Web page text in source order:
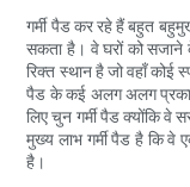
गर्मी पैड कर रहे हैं बहुत
सकता है। वे घरों को सजाने
रिक्त स्थान है जो वहाँ कोई
पैड के कई अलग अलग
लिए चुन गर्मी पैड क्योंकि
मुख्य लाभ गर्मी पैड है कि वे
है।